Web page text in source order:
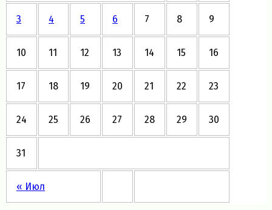
« Июл
3 4 5 6 7 8 9
10 11 12 13 14 15 16
17 18 19 20 21 22 23
24 25 26 27 28 29 30
31